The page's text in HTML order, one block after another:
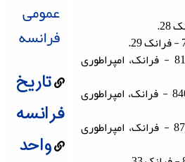
عمومی
فرانسه
تاریخ
فرانسه
واحد
چارلز اول - از 771 تا 814 - فرانک، امپراطوری
لوئیس اول - از 814 تا 840 - فرانک، امپراطوری
چارلز دوم - از 840 تا 877 - فرانک، امپراطوری